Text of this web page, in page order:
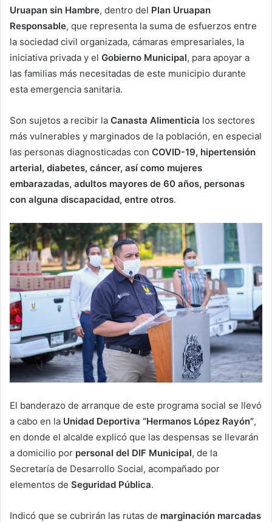
Uruapan sin Hambre, dentro del Plan Uruapan
Responsable, que representa la suma de esfuerzos entre
la sociedad civil organizada, cámaras empresariales, la
iniciativa privada y el Gobierno Municipal, para apoyar a
las familias más necesitadas de este municipio durante
esta emergencia sanitaria.
Son sujetos a recibir la Canasta Alimenticia los sectores
más vulnerables y marginados de la población, en especial
las personas diagnosticadas con COVID-19, hipertensión
arterial, diabetes, cáncer, así como mujeres
embarazadas, adultos mayores de 60 años, personas
con alguna discapacidad, entre otros.
El banderazo de arranque de este programa social se llevó
a cabo en la Unidad Deportiva “Hermanos López Rayón”,
en donde el alcalde explicó que las despensas se llevarán
a domicilio por personal del DIF Municipal, de la
Secretaría de Desarrollo Social, acompañado por
elementos de Seguridad Pública.
Indicó que se cubrirán las rutas de marginación marcadas